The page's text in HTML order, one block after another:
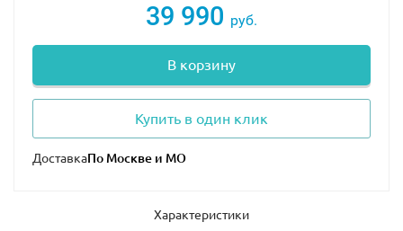
по скорости и огневой силе. Все возможности
трансформации помогут с легкостью победить злодея
Оверлорда. Набор Лего Ниндзяго 71699 идеально
подойдет для игры как в компании друзей, так и
вас приятно удивят не только лояльные цены, но и
39 990 руб.
В корзину
Купить в один клик
Доставка
Характеристики